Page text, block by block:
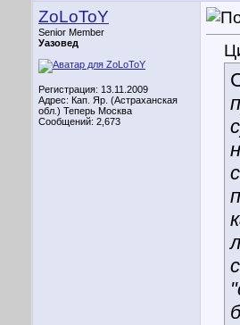
ZoLoToY
Senior Member
Уазовед
Регистрация: 13.11.2009
Адрес: Кап. Яр. (Астраханская
обл.) Теперь Москва
Сообщений: 2,673